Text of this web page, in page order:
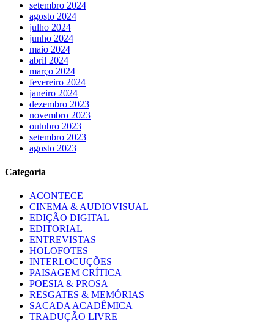
setembro 2024
agosto 2024
julho 2024
junho 2024
maio 2024
abril 2024
março 2024
fevereiro 2024
janeiro 2024
dezembro 2023
novembro 2023
outubro 2023
setembro 2023
agosto 2023
Categoria
ACONTECE
CINEMA & AUDIOVISUAL
EDIÇÃO DIGITAL
EDITORIAL
ENTREVISTAS
HOLOFOTES
INTERLOCUÇÕES
PAISAGEM CRÍTICA
POESIA & PROSA
RESGATES & MEMÓRIAS
SACADA ACADÊMICA
TRADUÇÃO LIVRE